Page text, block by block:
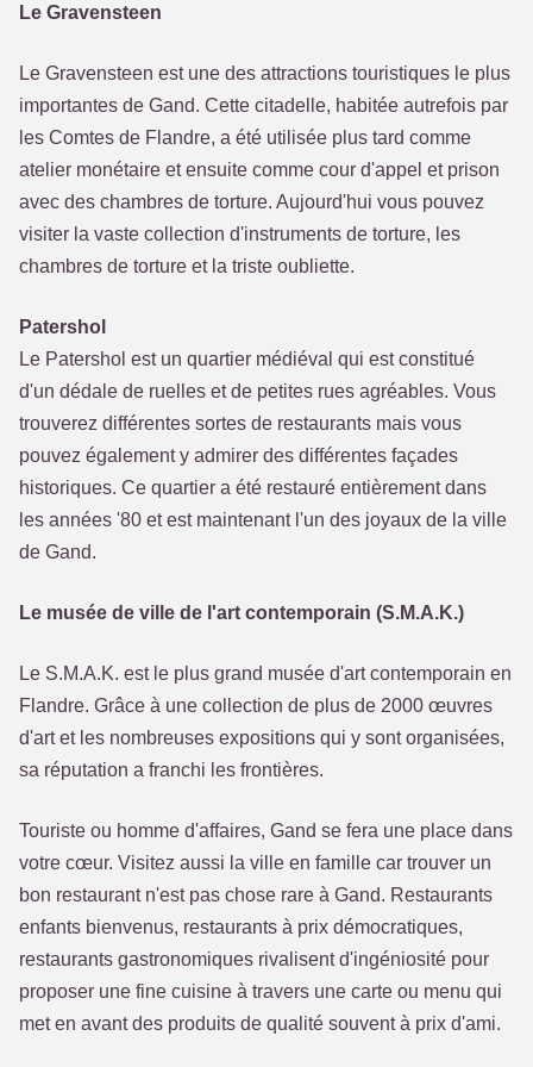
Le Gravensteen
Le Gravensteen est une des attractions touristiques le plus
importantes de Gand. Cette citadelle, habitée autrefois par
les Comtes de Flandre, a été utilisée plus tard comme
atelier monétaire et ensuite comme cour d'appel et prison
avec des chambres de torture. Aujourd'hui vous pouvez
visiter la vaste collection d'instruments de torture, les
chambres de torture et la triste oubliette.
Patershol
Le Patershol est un quartier médiéval qui est constitué
d'un dédale de ruelles et de petites rues agréables. Vous
trouverez différentes sortes de restaurants mais vous
pouvez également y admirer des différentes façades
historiques. Ce quartier a été restauré entièrement dans
les années '80 et est maintenant l'un des joyaux de la ville
de Gand.
Le musée de ville de l'art contemporain (S.M.A.K.)
Le S.M.A.K. est le plus grand musée d'art contemporain en
Flandre. Grâce à une collection de plus de 2000 œuvres
d'art et les nombreuses expositions qui y sont organisées,
sa réputation a franchi les frontières.
Touriste ou homme d'affaires, Gand se fera une place dans
votre cœur. Visitez aussi la ville en famille car trouver un
bon restaurant n'est pas chose rare à Gand. Restaurants
enfants bienvenus, restaurants à prix démocratiques,
restaurants gastronomiques rivalisent d'ingéniosité pour
proposer une fine cuisine à travers une carte ou menu qui
met en avant des produits de qualité souvent à prix d'ami.